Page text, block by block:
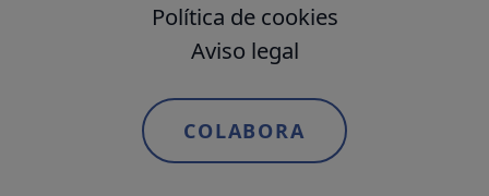
Política de cookies
Aviso legal
COLABORA